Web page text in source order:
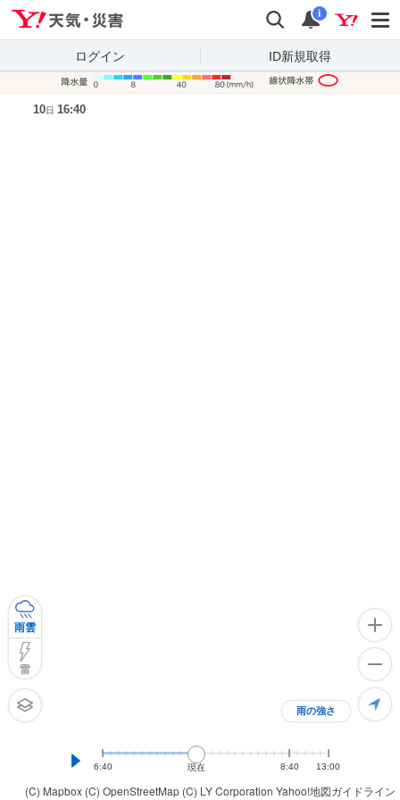
検索 通知
i
ログイン ID新規取得
(C) Mapbox (C) OpenStreetMap (C) LY Corporation Yahoo!地図ガイドライン
雨の強さ
雨雲
雷
6:40 現在 8:40 13:00
10日 16:40